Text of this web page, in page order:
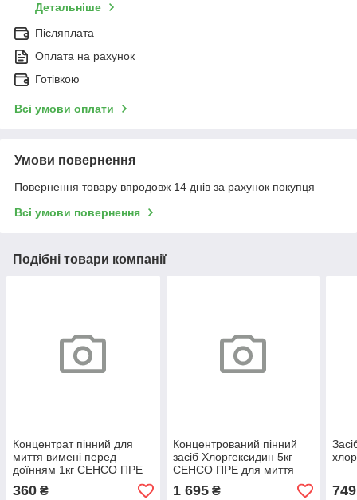
Детальніше
Післяплата
Оплата на рахунок
Готівкою
Всі умови оплати
Умови повернення
Повернення товару впродовж 14 днів за рахунок покупця
Всі умови повернення
Подібні товари компанії
Концентрат пінний для
миття вимені перед
доїнням 1кг СЕНСО ПРЕ
360 ₴
Концентрований пінний
засіб Хлоргексидин 5кг
СЕНСО ПРЕ для миття
1 695₴ 749